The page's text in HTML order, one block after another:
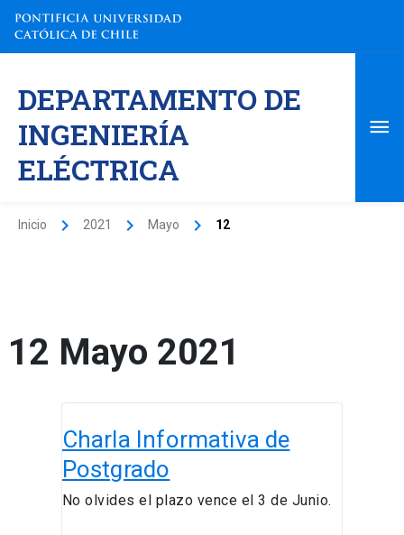
contenido
DEPARTAMENTO DE
INGENIERÍA
ELÉCTRICA
Inicio 2021 Mayo 12
12 Mayo 2021
Charla Informativa de
Postgrado
No olvides el plazo vence el 3 de Junio.
Informativa
de
Postgrado